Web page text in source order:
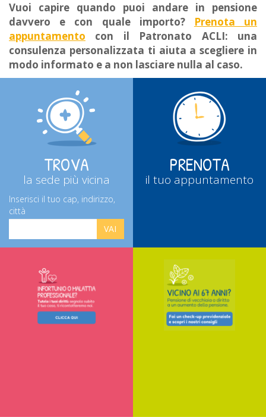
Vuoi capire quando puoi andare in pensione
davvero e con quale importo? Prenota un
appuntamento con il Patronato ACLI: una
consulenza personalizzata ti aiuta a scegliere in
modo informato e a non lasciare nulla al caso.
TROVA
la sede più vicina
Inserisci il tuo cap, indirizzo,
città
VAI
PRENOTA
il tuo appuntamento